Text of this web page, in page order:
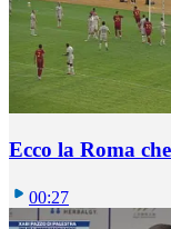
Ecco la Roma
00:27